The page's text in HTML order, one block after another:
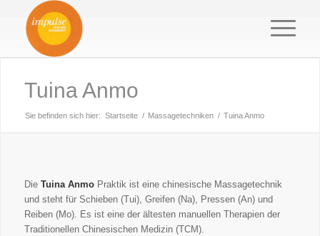
Tuina Anmo
Sie befinden sich hier: Startseite / Massagetechniken / Tuina Anmo
DieTuina Anmo Praktik ist eine chinesische Massagetechnik
und steht für Schieben (Tui), Greifen (Na), Pressen (An) und
Reiben (Mo). Es ist eine der ältesten manuellen Therapien der
Traditionellen Chinesischen Medizin (TCM).